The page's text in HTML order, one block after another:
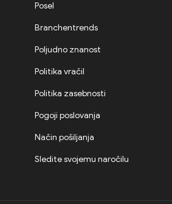
Posel
Branchentrends
Poljudno znanost
Politika vračil
Politika zasebnosti
Pogoji poslovanja
Način pošiljanja
Sledite svojemu naročilu